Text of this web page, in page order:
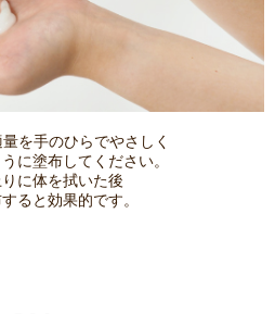
を手のひらでやさしく
に塗布してください。
に体を拭いた後
ると効果的です。